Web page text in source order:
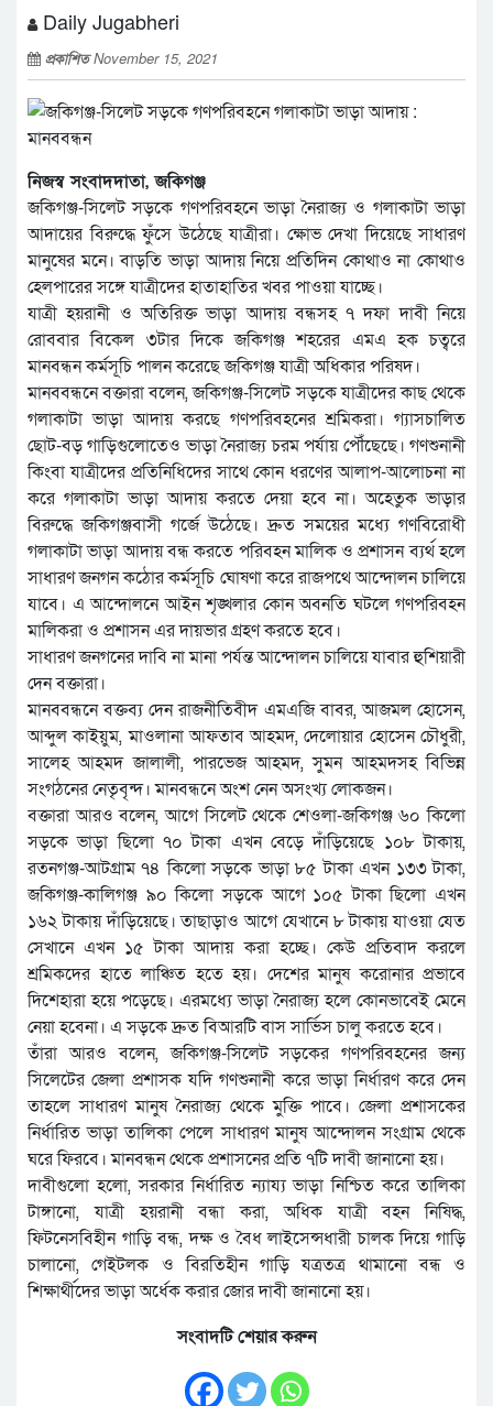
Daily Jugabheri
প্রকাশিতNovember 15, 2021
নিজস্ব সংবাদদাতা, জকিগঞ্জ
জকিগঞ্জ-সিলেট সড়কে গণপরিবহনে ভাড়া নৈরাজ্য ও গলাকাটা ভাড়া
আদায়ের বিরুদ্ধে ফুঁসে উঠেছে যাত্রীরা। ক্ষোভ দেখা দিয়েছে সাধারণ
মানুষের মনে। বাড়তি ভাড়া আদায় নিয়ে প্রতিদিন কোথাও না কোথাও
হেলপারের সঙ্গে যাত্রীদের হাতাহাতির খবর পাওয়া যাচ্ছে।
যাত্রী হয়রানী ও অতিরিক্ত ভাড়া আদায় বন্ধসহ ৭ দফা দাবী নিয়ে
রোববার বিকেল ৩টার দিকে জকিগঞ্জ শহরের এমএ হক চত্বরে
মানবন্ধন কর্মসূচি পালন করেছে জকিগঞ্জ যাত্রী অধিকার পরিষদ।
মানববন্ধনে বক্তারা বলেন, জকিগঞ্জ-সিলেট সড়কে যাত্রীদের কাছ থেকে
গলাকাটা ভাড়া আদায় করছে গণপরিবহনের শ্রমিকরা। গ্যাসচালিত
ছোট-বড় গাড়িগুলোতেও ভাড়া নৈরাজ্য চরম পর্যায় পৌঁছেছে। গণশুনানী
কিংবা যাত্রীদের প্রতিনিধিদের সাথে কোন ধরণের আলাপ-আলোচনা না
করে গলাকাটা ভাড়া আদায় করতে দেয়া হবে না। অহেতুক ভাড়ার
বিরুদ্ধে জকিগঞ্জবাসী গর্জে উঠেছে। দ্রুত সময়ের মধ্যে গণবিরোধী
গলাকাটা ভাড়া আদায় বন্ধ করতে পরিবহন মালিক ও প্রশাসন ব্যর্থ হলে
সাধারণ জনগন কঠোর কর্মসূচি ঘোষণা করে রাজপথে আন্দোলন চালিয়ে
যাবে। এ আন্দোলনে আইন শৃঙ্খলার কোন অবনতি ঘটলে গণপরিবহন
মালিকরা ও প্রশাসন এর দায়ভার গ্রহণ করতে হবে।
সাধারণ জনগনের দাবি না মানা পর্যন্ত আন্দোলন চালিয়ে যাবার হুশিয়ারী
দেন বক্তারা।
মানববন্ধনে বক্তব্য দেন রাজনীতিবীদ এমএজি বাবর, আজমল হোসেন,
আব্দুল কাইয়ুম, মাওলানা আফতাব আহমদ, দেলোয়ার হোসেন চৌধুরী,
সালেহ আহমদ জালালী, পারভেজ আহমদ, সুমন আহমদসহ বিভিন্ন
সংগঠনের নেতৃবৃন্দ। মানবন্ধনে অংশ নেন অসংখ্য লোকজন।
বক্তারা আরও বলেন, আগে সিলেট থেকে শেওলা-জকিগঞ্জ ৬০ কিলো
সড়কে ভাড়া ছিলো ৭০ টাকা এখন বেড়ে দাঁড়িয়েছে ১০৮ টাকায়,
রতনগঞ্জ-আটগ্রাম ৭৪ কিলো সড়কে ভাড়া ৮৫ টাকা এখন ১৩৩ টাকা,
জকিগঞ্জ-কালিগঞ্জ ৯০ কিলো সড়কে আগে ১০৫ টাকা ছিলো এখন
১৬২ টাকায় দাঁড়িয়েছে। তাছাড়াও আগে যেখানে ৮ টাকায় যাওয়া যেত
সেখানে এখন ১৫ টাকা আদায় করা হচ্ছে। কেউ প্রতিবাদ করলে
শ্রমিকদের হাতে লাঞ্চিত হতে হয়। দেশের মানুষ করোনার প্রভাবে
দিশেহারা হয়ে পড়েছে। এরমধ্যে ভাড়া নৈরাজ্য হলে কোনভাবেই মেনে
নেয়া হবেনা। এ সড়কে দ্রুত বিআরটি বাস সার্ভিস চালু করতে হবে।
তাঁরা আরও বলেন, জকিগঞ্জ-সিলেট সড়কের গণপরিবহনের জন্য
সিলেটের জেলা প্রশাসক যদি গণশুনানী করে ভাড়া নির্ধারণ করে দেন
তাহলে সাধারণ মানুষ নৈরাজ্য থেকে মুক্তি পাবে। জেলা প্রশাসকের
নির্ধারিত ভাড়া তালিকা পেলে সাধারণ মানুষ আন্দোলন সংগ্রাম থেকে
ঘরে ফিরবে। মানবন্ধন থেকে প্রশাসনের প্রতি ৭টি দাবী জানানো হয়।
দাবীগুলো হলো, সরকার নির্ধারিত ন্যায্য ভাড়া নিশ্চিত করে তালিকা
টাঙ্গানো, যাত্রী হয়রানী বন্ধা করা, অধিক যাত্রী বহন নিষিদ্ধ,
ফিটনেসবিহীন গাড়ি বন্ধ, দক্ষ ও বৈধ লাইসেন্সধারী চালক দিয়ে গাড়ি
চালানো, গেইটলক ও বিরতিহীন গাড়ি যত্রতত্র থামানো বন্ধ ও
শিক্ষার্থীদের ভাড়া অর্ধেক করার জোর দাবী জানানো হয়।
সংবাদটি শেয়ার করুন